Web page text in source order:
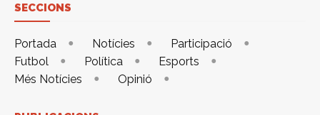
SECCIONS
Portada Notícies
Participació
Futbol
Política
Esports
Més Notícies
Opinió